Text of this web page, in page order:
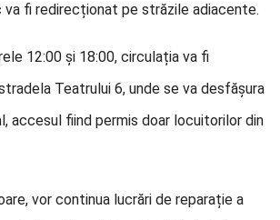
va fi redirecționat pe străzile adiacente.
12:00 și 18:00, circulația va fi
Teatrului 6, unde se va desfășura
accesul fiind permis doar locuitorilor din
vor continua lucrări de reparație a